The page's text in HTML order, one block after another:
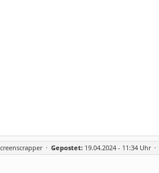
· Gepostet: 19.04.2024 - 11:34 Uhr ·